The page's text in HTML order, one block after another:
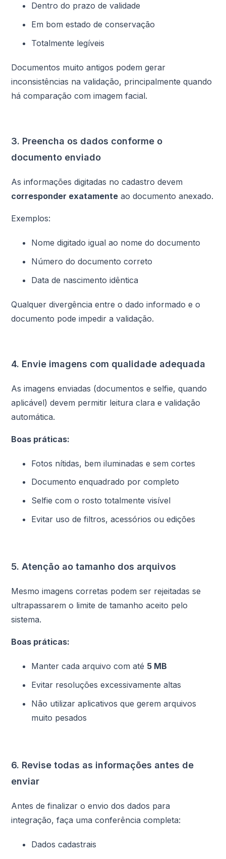
Dentro do prazo de validade
Em bom estado de conservação
Totalmente legíveis
Documentos muito antigos podem gerar
inconsistências na validação, principalmente quando
há comparação com imagem facial.
3. Preencha os dados conforme o
documento enviado
As informações digitadas no cadastro devem
corresponder exatamente ao documento anexado.
Exemplos:
Nome digitado igual ao nome do documento
Número do documento correto
Data de nascimento idêntica
Qualquer divergência entre o dado informado e o
documento pode impedir a validação.
4. Envie imagens com qualidade adequada
As imagens enviadas (documentos e selfie, quando
aplicável) devem permitir leitura clara e validação
automática.
Boas práticas:
Fotos nítidas, bem iluminadas e sem cortes
Documento enquadrado por completo
Selfie com o rosto totalmente visível
Evitar uso de filtros, acessórios ou edições
5. Atenção ao tamanho dos arquivos
Mesmo imagens corretas podem ser rejeitadas se
ultrapassarem o limite de tamanho aceito pelo
sistema.
Boas práticas:
Manter cada arquivo com até 5 MB
Evitar resoluções excessivamente altas
Não utilizar aplicativos que gerem arquivos
muito pesados
6. Revise todas as informações antes de
enviar
Antes de finalizar o envio dos dados para
integração, faça uma conferência completa:
Dados cadastrais